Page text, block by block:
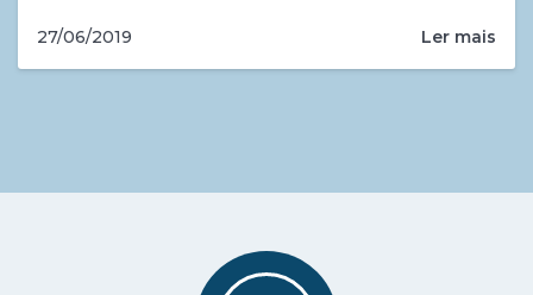
27/06/2019 Ler mais